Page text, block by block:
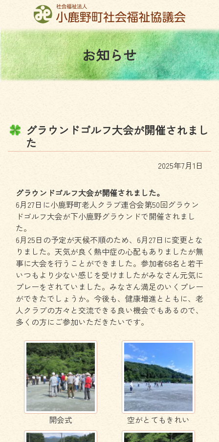
テ
ン
ツ
本
文
お知らせ
グラ ウ ン ドゴルフ大会が開催されま し
た
2025年7月1日
グラウンドゴルフ大会が開催されました。
6月27日に小鹿野町老人クラブ連合会第50回グラウン
ドゴルフ大会が下小鹿野グラウンドで開催されまし
た。
6月25日の予定が天候不順のため、6月27日に変更とな
りました。天気が良く熱中症の心配もありましたが無
事に大会を行うことができました。参加者68名と若干
いつもより少ない感じを受けましたがみなさん元気に
プレーをされていました。みなさん満足のいくプレー
ができたでしょうか。今後も、健康増進とともに、老
人クラブの方々と交流できる良い機会でもあるので、
多くの方にご参加いただきたいです。
開会式 空がとてもきれい